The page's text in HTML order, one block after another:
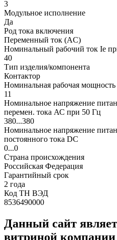
3
Модульное исполнение
Да
Род тока включения
Переменный ток (AC)
Номинальный рабочий ток Ie
40
Тип изделия/компонента
Контактор
Номинальная рабочая
11
Номинальное напряжение
перемен. тока АС при 50 Гц
380...380
Номинальное напряжение
постоянного тока DC
0...0
Страна происхождения
Российская Федерация
Гарантийный срок
2 года
Код ТН ВЭД
8536490000
Данный сайт
витриной